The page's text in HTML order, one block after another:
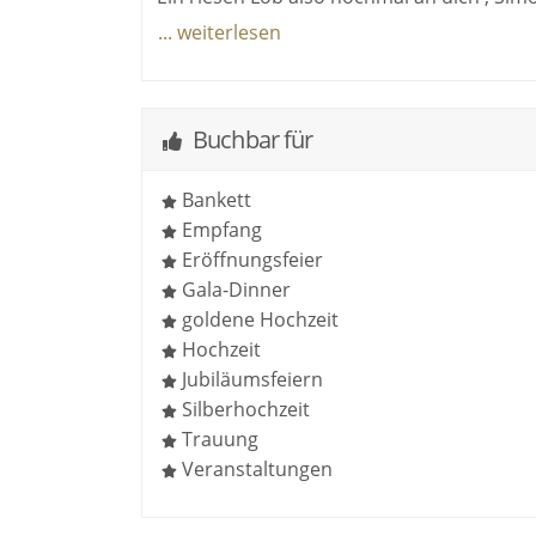
Auch vorab die Kommunikation lief mehr
... weiterlesen
Buchbar für
Bankett
Empfang
Eröffnungsfeier
Gala-Dinner
goldene Hochzeit
Hochzeit
Jubiläumsfeiern
Silberhochzeit
Trauung
Veranstaltungen